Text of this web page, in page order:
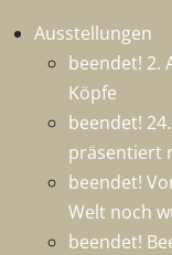
Ausstellungen
beendet! 2.
Köpfe
beendet!
präsentiert
beendet!
Welt noch
beendet!